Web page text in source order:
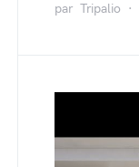
par Tripalio